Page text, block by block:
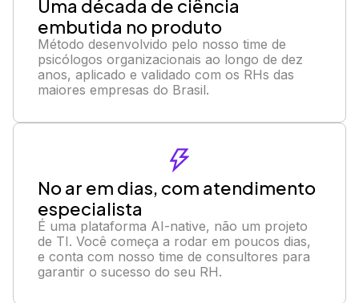
Uma década de ciência
embutida no produto
Método desenvolvido pelo nosso time de
psicólogos organizacionais ao longo de dez
anos, aplicado e validado com os RHs das
maiores empresas do Brasil.
No ar em dias, com atendimento
especialista
É uma plataforma AI-native, não um projeto
de TI. Você começa a rodar em poucos dias,
e conta com nosso time de consultores para
garantir o sucesso do seu RH.